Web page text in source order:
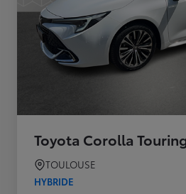
Toyota Corolla
TOULOUSE
HYBRIDE